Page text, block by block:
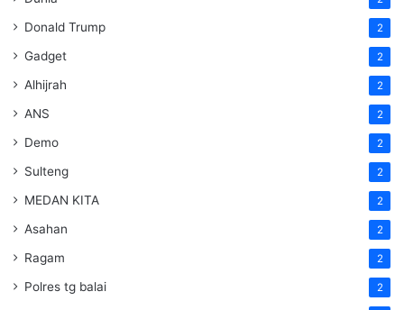
Donald Trump 2
Gadget 2
Alhijrah 2
ANS 2
Demo 2
Sulteng 2
MEDAN KITA 2
Asahan 2
Ragam 2
Polres tg balai 2